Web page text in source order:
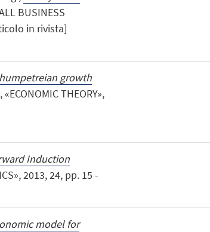
BUSINESS
in rivista]
growth
, «ECONOMIC THEORY»,
Induction
2013, 24, pp. 15 -
model for